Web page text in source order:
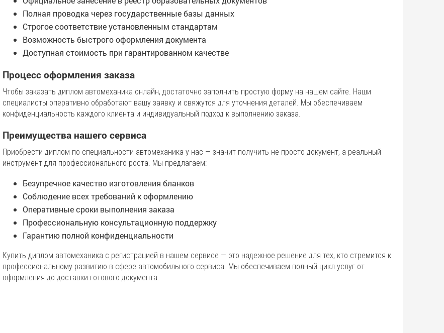
Полная проводка через государственные базы данных
Строгое соответствие установленным стандартам
Возможность быстрого оформления документа
Доступная стоимость при гарантированном качестве
Процесс оформления заказа
Чтобы заказать диплом автомеханика онлайн, достаточно заполнить простую форму на нашем сайте. Наши
специалисты оперативно обработают вашу заявку и свяжутся для уточнения деталей. Мы обеспечиваем
конфиденциальность каждого клиента и индивидуальный подход к выполнению заказа.
Преимущества нашего сервиса
Приобрести диплом по специальности автомеханика у нас — значит получить не просто документ, а реальный
инструмент для профессионального роста. Мы предлагаем:
Безупречное качество изготовления бланков
Соблюдение всех требований к оформлению
Оперативные сроки выполнения заказа
Профессиональную консультационную поддержку
Гарантию полной конфиденциальности
Купить диплом автомеханика с регистрацией в нашем сервисе — это надежное решение для тех, кто стремится к
профессиональному развитию в сфере автомобильного сервиса. Мы обеспечиваем полный цикл услуг от
оформления до доставки готового документа.